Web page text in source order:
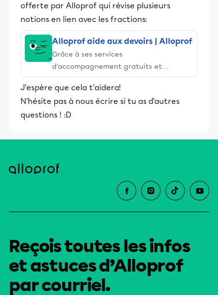
offerte par Alloprof qui révise plusieurs
notions en lien avec les fractions:
Alloprof aide aux devoirs | Alloprof
Grâce à ses services
d’accompagnement gratuits et
stimulants, Alloprof engage les élèves
et leurs parents dans la réussite
éducative.
J'espère que cela t'aidera!
N'hésite pas à nous écrire si tu as d'autres
questions ! :D
Reçois toutes les infos
et astuces d’Alloprof
par courriel.